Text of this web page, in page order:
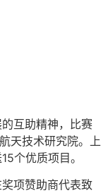
互助精神，比赛
天技术研究院。上
个优质项目。
项赞助商代表致